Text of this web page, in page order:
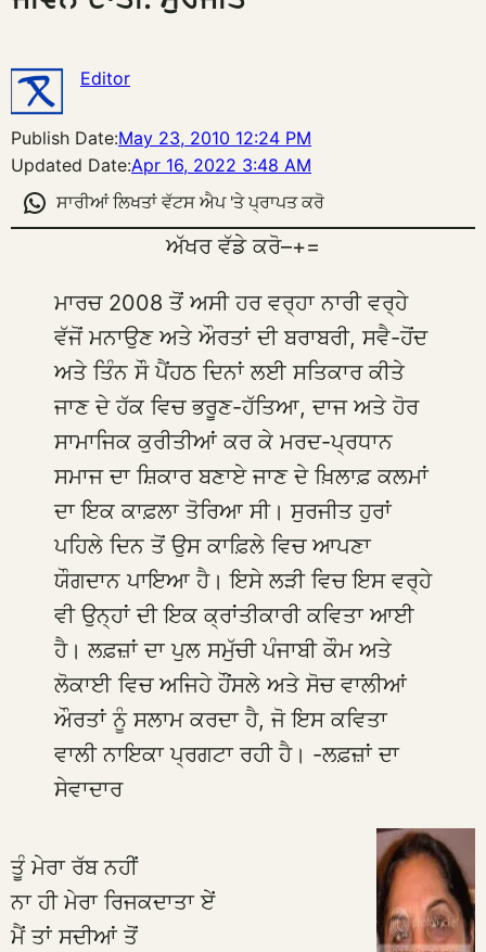
Editor
Publish Date:May 23, 2010 12:24 PM
Updated Date:Apr 16, 2022 3:48 AM
ਸਾਰੀਆਂ ਲਿਖਤਾਂ ਵੱਟਸ ਐਪ 'ਤੇ ਪ੍ਰਾਪਤ ਕਰੋ
ਅੱਖਰ ਵੱਡੇ ਕਰੋ–+=
ਮਾਰਚ 2008 ਤੋਂ ਅਸੀ ਹਰ ਵਰ੍ਹਾ ਨਾਰੀ ਵਰ੍ਹੇ
ਵੱਜੋਂ ਮਨਾਉਣ ਅਤੇ ਔਰਤਾਂ ਦੀ ਬਰਾਬਰੀ, ਸਵੈ-ਹੋਂਦ
ਅਤੇ ਤਿੰਨ ਸੌ ਪੈਂਹਠ ਦਿਨਾਂ ਲਈ ਸਤਿਕਾਰ ਕੀਤੇ
ਜਾਣ ਦੇ ਹੱਕ ਵਿਚ ਭਰੂਣ-ਹੱਤਿਆ, ਦਾਜ ਅਤੇ ਹੋਰ
ਸਾਮਾਜਿਕ ਕੁਰੀਤੀਆਂ ਕਰ ਕੇ ਮਰਦ-ਪ੍ਰਧਾਨ
ਸਮਾਜ ਦਾ ਸ਼ਿਕਾਰ ਬਣਾਏ ਜਾਣ ਦੇ ਖ਼ਿਲਾਫ਼ ਕਲਮਾਂ
ਦਾ ਇਕ ਕਾਫ਼ਲਾ ਤੋਰਿਆ ਸੀ। ਸੁਰਜੀਤ ਹੁਰਾਂ
ਪਹਿਲੇ ਦਿਨ ਤੋਂ ਉਸ ਕਾਫ਼ਿਲੇ ਵਿਚ ਆਪਣਾ
ਯੌਗਦਾਨ ਪਾਇਆ ਹੈ। ਇਸੇ ਲੜੀ ਵਿਚ ਇਸ ਵਰ੍ਹੇ
ਵੀ ਉਨ੍ਹਾਂ ਦੀ ਇਕ ਕ੍ਰਾਂਤੀਕਾਰੀ ਕਵਿਤਾ ਆਈ
ਹੈ। ਲਫ਼ਜ਼ਾਂ ਦਾ ਪੁਲ ਸਮੁੱਚੀ ਪੰਜਾਬੀ ਕੌਮ ਅਤੇ
ਲੋਕਾਈ ਵਿਚ ਅਜਿਹੇ ਹੌਂਸਲੇ ਅਤੇ ਸੋਚ ਵਾਲੀਆਂ
ਔਰਤਾਂ ਨੂੰ ਸਲਾਮ ਕਰਦਾ ਹੈ, ਜੋ ਇਸ ਕਵਿਤਾ
ਵਾਲੀ ਨਾਇਕਾ ਪ੍ਰਗਟਾ ਰਹੀ ਹੈ। -ਲਫ਼ਜ਼ਾਂ ਦਾ
ਸੇਵਾਦਾਰ
ਤੂੰ ਮੇਰਾ ਰੱਬ ਨਹੀਂ
ਨਾ ਹੀ ਮੇਰਾ ਰਿਜਕਦਾਤਾ ਏਂ
ਮੈਂ ਤਾਂ ਸਦੀਆਂ ਤੋਂ